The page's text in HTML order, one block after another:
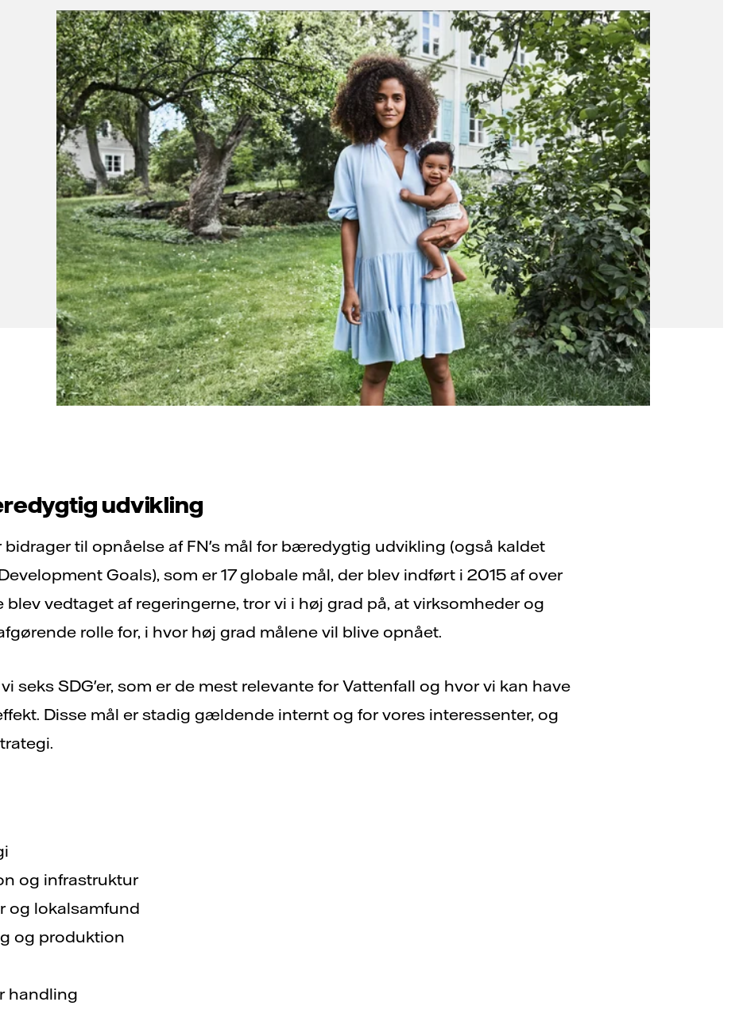
udvikling
til opnåelse af FN's mål for bæredygtig udvikling (også kaldet
Goals), som er 17 globale mål, der blev indført i 2015 af over
blev vedtaget af regeringerne, tror vi i høj grad på, at virksomheder og
rolle for, i hvor høj grad målene vil blive opnået.
seks SDG'er, som er de mest relevante for Vattenfall og hvor vi kan have
Disse mål er stadig gældende internt og for vores interessenter, og
og infrastruktur
og lokalsamfund
og produktion
handling